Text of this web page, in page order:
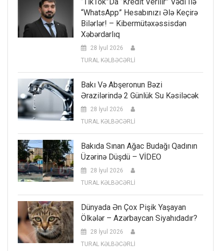
“WhatsApp” Hesabınızı Ələ Keçirə
Bilərlər! – Kibermütəxəssisdən
Xəbərdarlıq
28 İyul 2026
TURAL KƏLBƏCƏRLİ
Bakı Və Abşeronun Bəzi
Ərazilərində 2 Günlük Su Kəsiləcək
28 İyul 2026
TURAL KƏLBƏCƏRLİ
Bakıda Sınan Ağac Budağı Qadının
Üzərinə Düşdü – VİDEO
28 İyul 2026
TURAL KƏLBƏCƏRLİ
Dünyada Ən Çox Pişik Yaşayan
Ölkələr – Azərbaycan Siyahıdadır?
28 İyul 2026
TURAL KƏLBƏCƏRLİ